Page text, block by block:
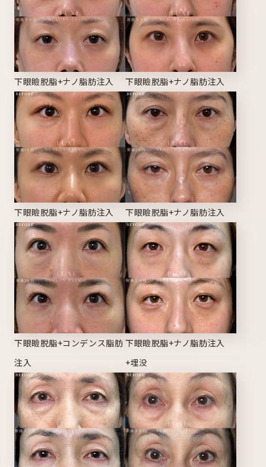
下眼瞼脱脂+ナノ脂肪注入 下眼瞼脱脂+ナノ脂肪注入
下眼瞼脱脂+ナノ脂肪注入 下眼瞼脱脂+ナノ脂肪注入
下眼瞼脱脂+コンデンス脂肪
注入
下眼瞼脱脂+ナノ脂肪注入
+埋没